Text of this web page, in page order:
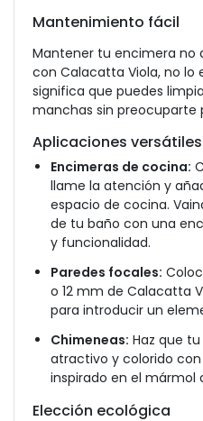
Mantenimiento fácil
Mantener tu encimera no
con Calacatta Viola, no lo
significa que puedes
manchas sin preocuparte
Aplicaciones versátiles
Encimeras de cocina:
llame la atención y
espacio de cocina.
de tu baño con una
y funcionalidad.
Paredes focales:
o 12 mm de Calacatta
para introducir un
Chimeneas: Haz que
atractivo y colorido
inspirado en el mármol
Elección ecológica